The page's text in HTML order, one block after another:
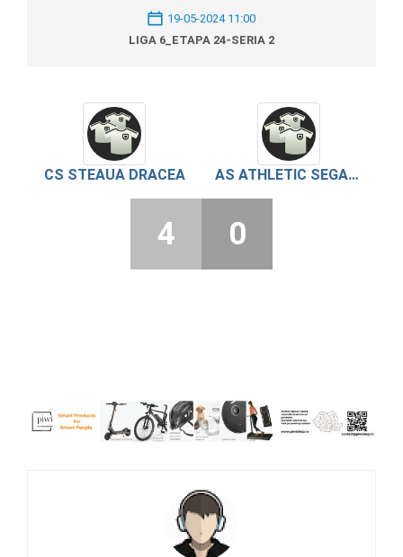
19-05-2024 11:00
LIGA 6_ETAPA 24-SERIA 2
CS STEAUA DRACEA AS ATHLETIC SEGARCEA VALE
4 0